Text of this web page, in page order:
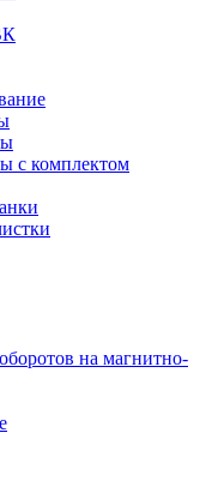
с комплектом
на магнитно-